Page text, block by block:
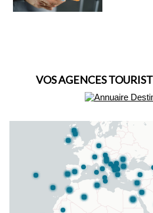
VOS AGENCES